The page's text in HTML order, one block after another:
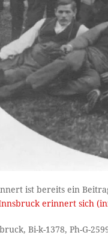
ist bereits ein
erinnert sich
Bi-k-1378, Ph-G-